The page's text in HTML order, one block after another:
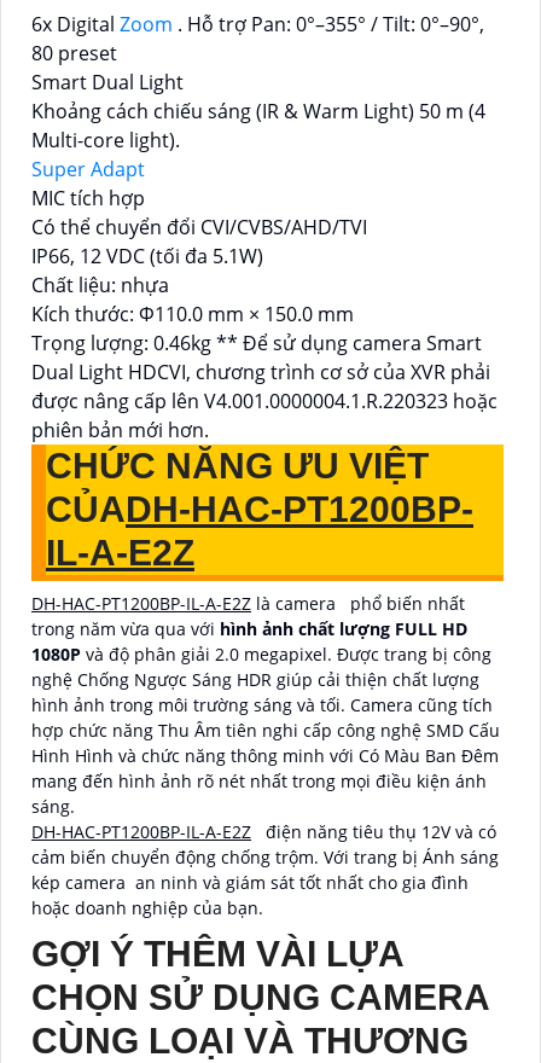
6x Digital Zoom . Hỗ trợ Pan: 0°–355° / Tilt: 0°–90°,
80 preset
Smart Dual Light
Khoảng cách chiếu sáng (IR & Warm Light) 50 m (4
Multi-core light).
Super Adapt
MIC tích hợp
Có thể chuyển đổi CVI/CVBS/AHD/TVI
IP66, 12 VDC (tối đa 5.1W)
Chất liệu: nhựa
Kích thước: Φ110.0 mm × 150.0 mm
Trọng lượng: 0.46kg ** Để sử dụng camera Smart
Dual Light HDCVI, chương trình cơ sở của XVR phải
được nâng cấp lên V4.001.0000004.1.R.220323 hoặc
phiên bản mới hơn.
CHỨC NĂNG ƯU VIỆT
CỦADH-HAC-PT1200BP-
IL-A-E2Z
DH-HAC-PT1200BP-IL-A-E2Z là camera phổ biến nhất
trong năm vừa qua với hình ảnh chất lượng FULL HD
1080P và độ phân giải 2.0 megapixel. Được trang bị công
nghệ Chống Ngược Sáng HDR giúp cải thiện chất lượng
hình ảnh trong môi trường sáng và tối. Camera cũng tích
hợp chức năng Thu Âm tiên nghi cấp công nghệ SMD Cấu
Hình Hình và chức năng thông minh với Có Màu Ban Ðêm
mang đến hình ảnh rõ nét nhất trong mọi điều kiện ánh
sáng.
DH-HAC-PT1200BP-IL-A-E2Z điện năng tiêu thụ 12V và có
cảm biến chuyển động chống trộm. Với trang bị Ánh sáng
kép camera an ninh và giám sát tốt nhất cho gia đình
hoặc doanh nghiệp của bạn.
GỢI Ý THÊM VÀI LỰA
CHỌN SỬ DỤNG CAMERA
CÙNG LOẠI VÀ THƯƠNG